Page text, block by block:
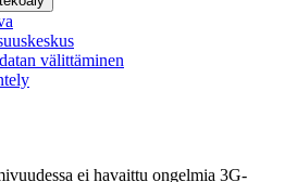
välittäminen
ei havaittu ongelmia 3G-